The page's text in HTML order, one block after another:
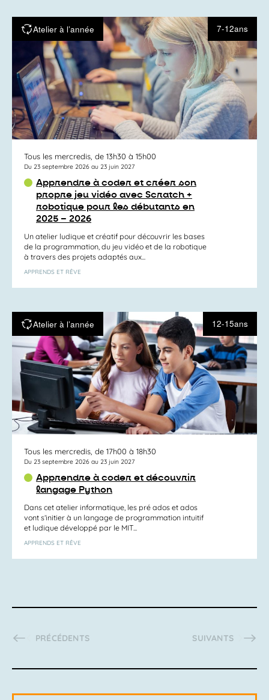
Atelier à l’année 7-12ans
Tous les mercredis, de 13h30 à 15h00
Du 23 septembre 2026 au 23 juin 2027
Apprendre à coder et créer son
propre jeu vidéo avec Scratch +
robotique pour les débutants en
2025 – 2026
Un atelier ludique et créatif pour découvrir les bases
de la programmation, du jeu vidéo et de la robotique
à travers des projets adaptés aux...
APPRENDS ET RÊVE
Atelier à l’année 12-15ans
Tous les mercredis, de 17h00 à 18h30
Du 23 septembre 2026 au 23 juin 2027
Apprendre à coder et découvrir
langage Python
Dans cet atelier informatique, les pré ados et ados
vont s’initier à un langage de programmation intuitif
et ludique développé par le MIT...
APPRENDS ET RÊVE
ACTIVITÉS
PRÉCÉDENTS ACTIVITÉS
SUIVANTS